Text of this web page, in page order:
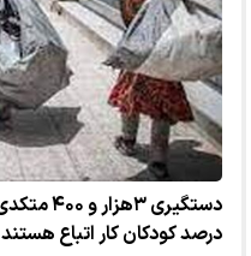
درصد کودکان کار اتباع هستند